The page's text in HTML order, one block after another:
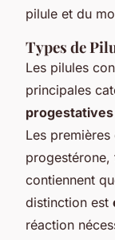
pilule et du
Types de
Les pilules
principales
progestatives
Les
progestérone,
contiennent
distinction est
réaction